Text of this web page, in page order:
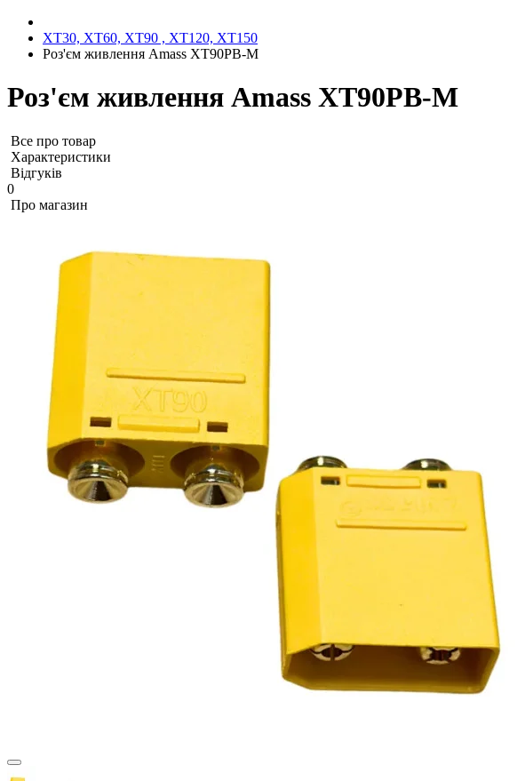
XT30, XT60, XT90 , XT120, XT150
Роз'єм живлення Amass XT90PB-M
Роз'єм живлення Amass XT90PB-M
Все про товар
Характеристики
Відгуків
0
Про магазин